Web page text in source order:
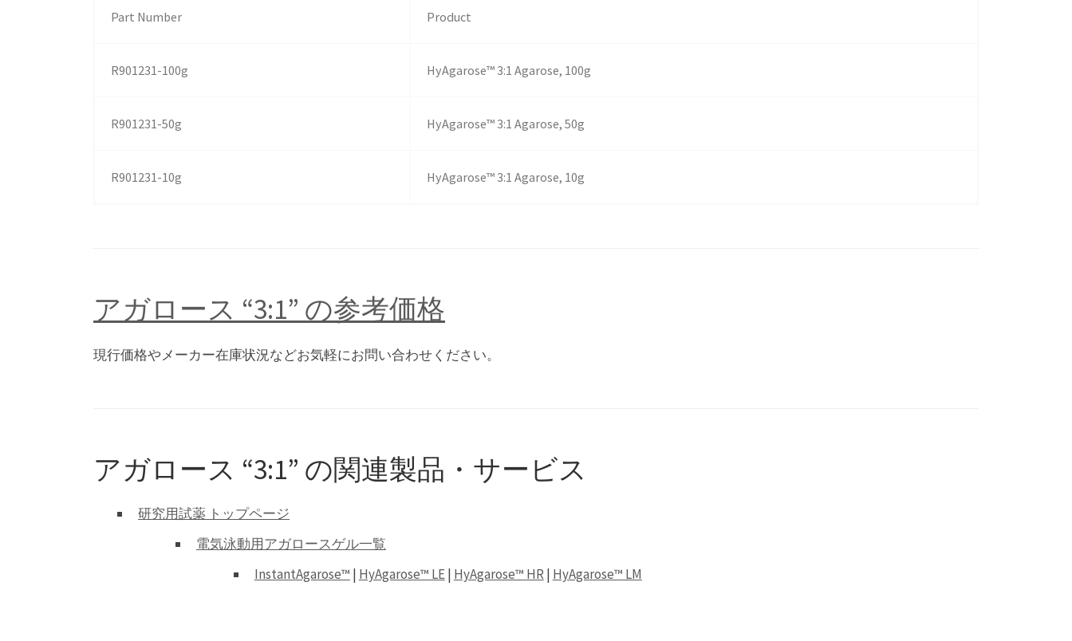
Part Number Product
R901231-100g HyAgarose™ 3:1 Agarose, 100g
R901231-50g HyAgarose™ 3:1 Agarose, 50g
R901231-10g HyAgarose™ 3:1 Agarose, 10g
アガロース “3:1” の参考価格
現行価格やメーカー在庫状況などお気軽にお問い合わせください。
アガロース “3:1” の関連製品・サービス
研究用試薬 トップページ
電気泳動用アガロースゲル一覧
InstantAgarose™ | HyAgarose™ LE| HyAgarose™ HR| HyAgarose™ LM